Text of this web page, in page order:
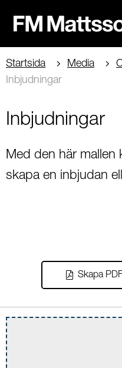
Startsida Media
Inbjudningar
Inbjudningar
Med den här mallen
skapa en inbjudan
Skapa PDF